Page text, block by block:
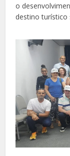
o
destino turístico